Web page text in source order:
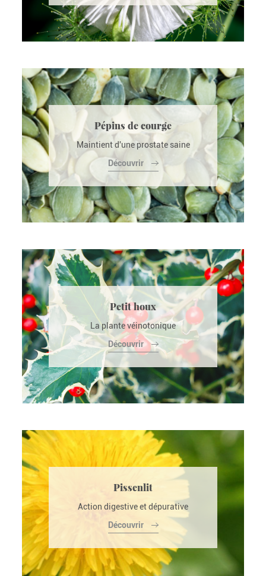
Pépins de courge
Maintient d'une prostate saine
Découvrir
Petit houx
La plante véinotonique
Découvrir
Pissenlit
Action digestive et dépurative
Découvrir